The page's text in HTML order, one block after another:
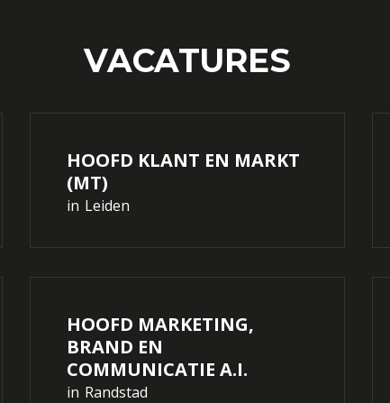
VACATURES
HOOFD KLANT EN MARKT
(MT)
in Leiden
HOOFD MARKETING,
BRAND EN
COMMUNICATIE A.I.
in Randstad